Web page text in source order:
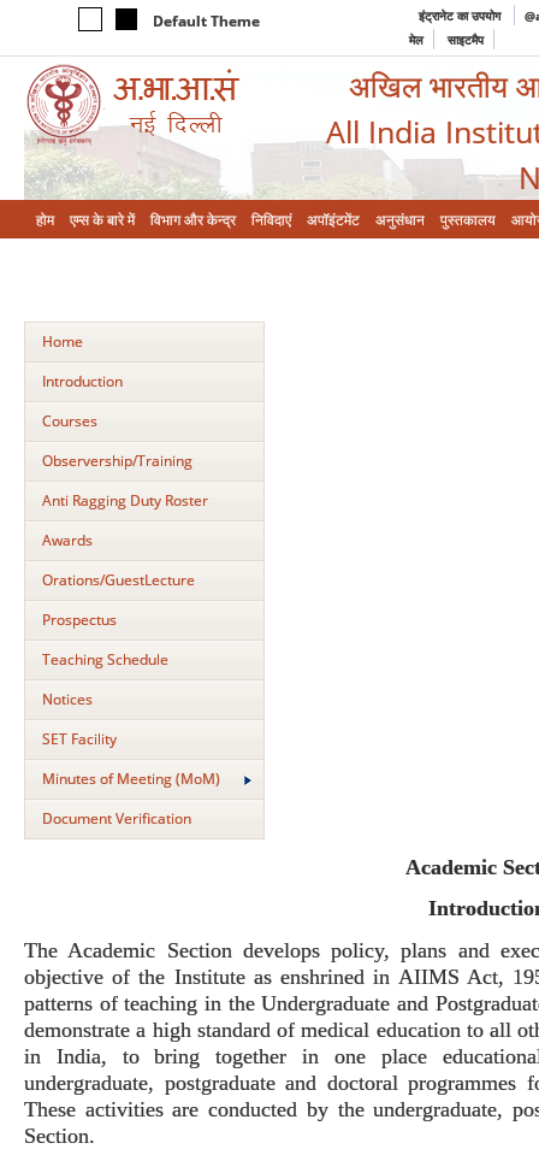
Default Theme इंट्रानेट का उपयोग
मेल
साइटमैप
अखिल भारतीय
All India
होम एम्‍स के बारे में विभाग और केन्‍द्र निविदाएं अपॉइंटमेंट अनुसंधान पुस्तकालय
Home
Introduction
Courses
Observership/Training
Anti Ragging Duty Roster
Awards
Orations/GuestLecture
Prospectus
Teaching Schedule
Notices
SET Facility
Minutes of Meeting (MoM)
Document Verification
Academic
The Academic Section develops policy, plans and
objective of the Institute as enshrined in AIIMS Act,
patterns of teaching in the Undergraduate and
demonstrate a high standard of medical education to all
in India, to bring together in one place
undergraduate, postgraduate and doctoral
These activities are conducted by the undergraduate,
Section.